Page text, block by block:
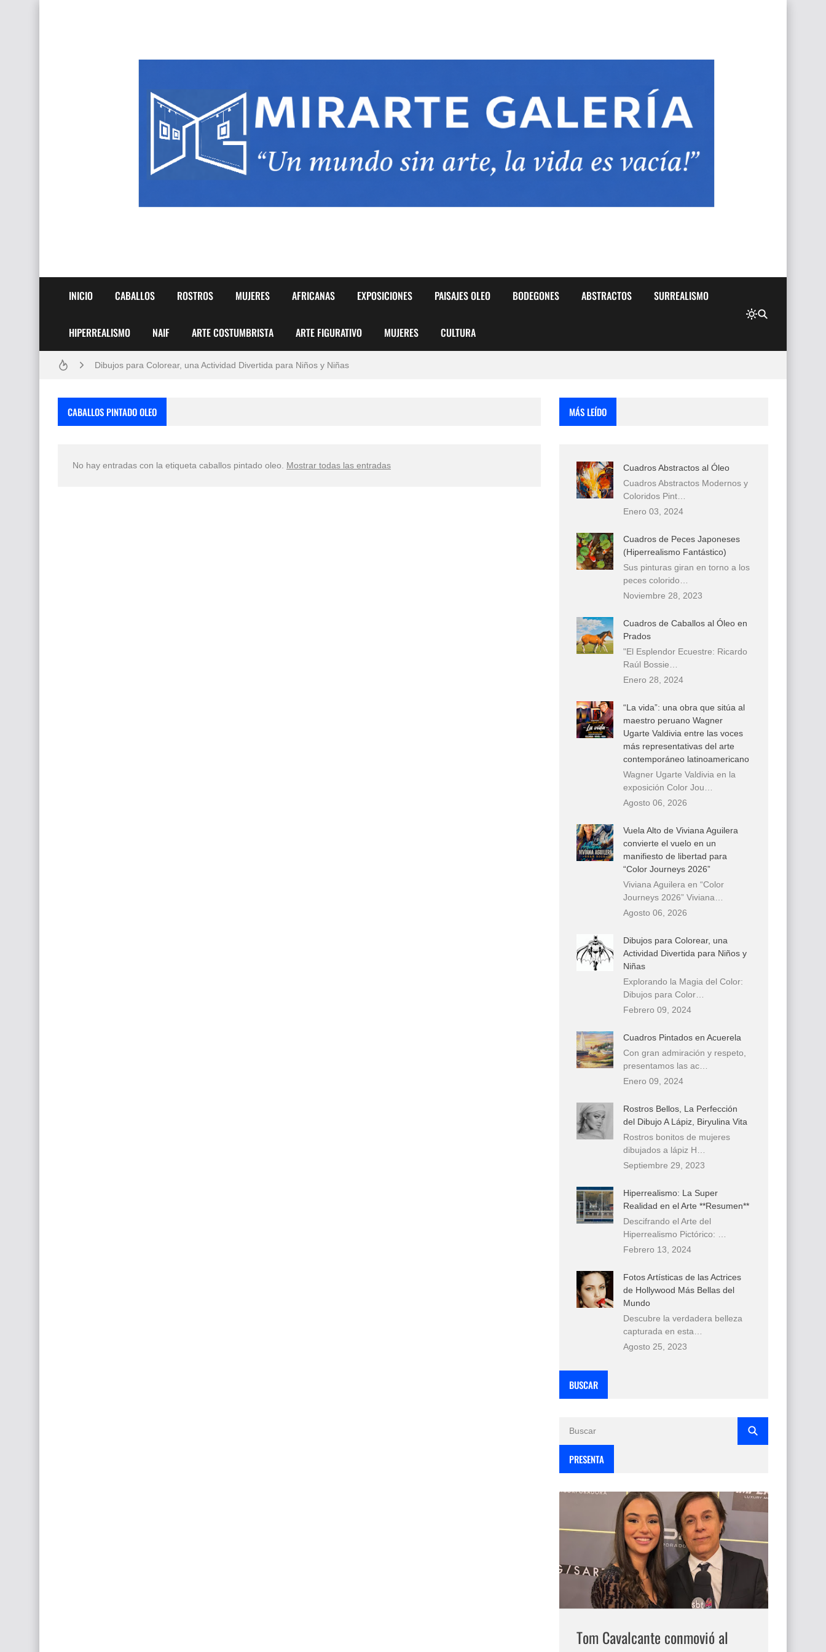
INICIO CABALLOS ROSTROS MUJERES AFRICANAS EXPOSICIONES PAISAJES OLEO BODEGONES ABSTRACTOS SURREALISMO
HIPERREALISMO NAIF ARTE COSTUMBRISTA ARTE FIGURATIVO MUJERES CULTURA
Pintores de Paisajes Famosos, Arte al Óleo
Dibujos para Colorear, una Actividad Divertida para Niños y Niñas
CABALLOS PINTADO OLEO
No hay entradas con la etiqueta caballos pintado oleo Mostrar todas las entradas
MÁS LEÍDO
Cuadros Abstractos al Óleo
Cuadros Abstractos Modernos y
Coloridos Pint…
Enero 03, 2024
Cuadros de Peces Japoneses
(Hiperrealismo Fantástico)
Sus pinturas giran en torno a los
peces colorido…
Noviembre 28, 2023
Cuadros de Caballos al Óleo en
Prados
"El Esplendor Ecuestre: Ricardo
Raúl Bossie…
Enero 28, 2024
“La vida”: una obra que sitúa al
maestro peruano Wagner
Ugarte Valdivia entre las voces
más representativas del arte
contemporáneo latinoamericano
Wagner Ugarte Valdivia en la
exposición Color Jou…
Agosto 06, 2026
Vuela Alto de Viviana Aguilera
convierte el vuelo en un
manifiesto de libertad para
“Color Journeys 2026”
Viviana Aguilera en “Color
Journeys 2026” Viviana…
Agosto 06, 2026
Dibujos para Colorear, una
Actividad Divertida para Niños y
Niñas
Explorando la Magia del Color:
Dibujos para Color…
Febrero 09, 2024
Cuadros Pintados en Acuerela
Con gran admiración y respeto,
presentamos las ac…
Enero 09, 2024
Rostros Bellos, La Perfección
del Dibujo A Lápiz, Biryulina Vita
Rostros bonitos de mujeres
dibujados a lápiz H…
Septiembre 29, 2023
Hiperrealismo: La Super
Realidad en el Arte **Resumen**
Descifrando el Arte del
Hiperrealismo Pictórico: …
Febrero 13, 2024
Fotos Artísticas de las Actrices
de Hollywood Más Bellas del
Mundo
Descubre la verdadera belleza
capturada en esta…
Agosto 25, 2023
BUSCAR
PRESENTA
Tom Cavalcante conmovió al